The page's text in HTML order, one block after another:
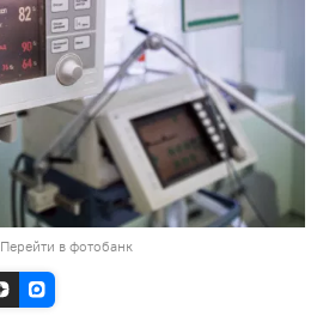
Перейти в фотобанк